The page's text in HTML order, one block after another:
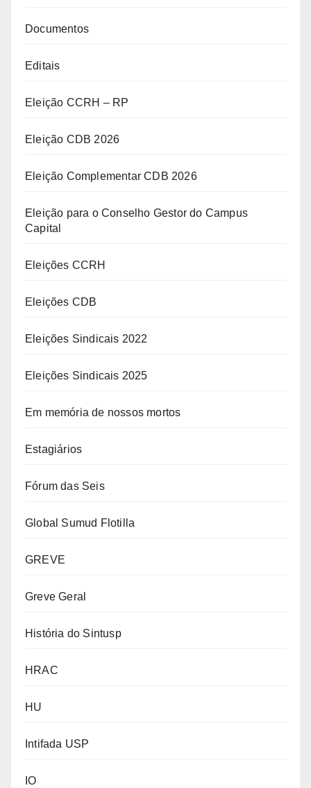
Documentos
Editais
Eleição CCRH – RP
Eleição CDB 2026
Eleição Complementar CDB 2026
Eleição para o Conselho Gestor do Campus
Capital
Eleições CCRH
Eleições CDB
Eleições Sindicais 2022
Eleições Sindicais 2025
Em memória de nossos mortos
Estagiários
Fórum das Seis
Global Sumud Flotilla
GREVE
Greve Geral
História do Sintusp
HRAC
HU
Intifada USP
IO